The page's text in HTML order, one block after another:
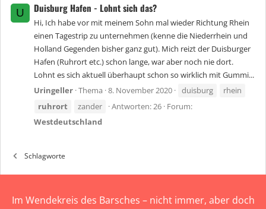
U Duisburg Hafen - Lohnt sich das?
Hi, Ich habe vor mit meinem Sohn mal wieder Richtung Rhein
einen Tagestrip zu unternehmen (kenne die Niederrhein und
Holland Gegenden bisher ganz gut). Mich reizt der Duisburger
Hafen (Ruhrort etc.) schon lange, war aber noch nie dort.
Lohnt es sich aktuell überhaupt schon so wirklich mit Gummi...
Uringeller Thema 8. November 2020 duisburg
rhein
ruhrort
zander Antworten: 26 Forum:
Westdeutschland
Schlagworte
Im Wendekreis des Barsches – nicht immer, aber doch